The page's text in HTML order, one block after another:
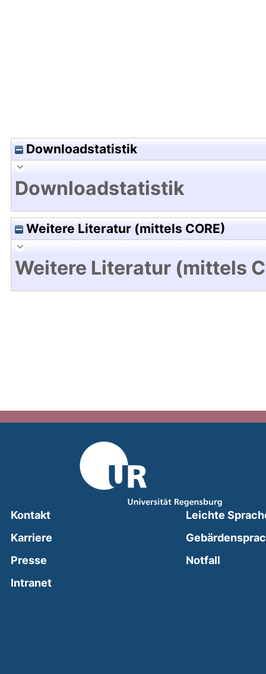
Downloadstatistik
Downloadstatistik
Weitere Literatur (mittels CORE)
Weitere Literatur (mittels
Kontakt
Karriere
Presse
Intranet(external link, opens in a new window)
Leichte
Notfall